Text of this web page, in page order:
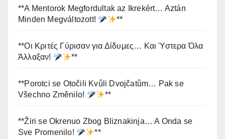
**A Mentorok Megfordultak az Ikrekért… Aztán
Minden Megváltozott!
**
**Οι Κριτές Γύρισαν για Δίδυμες… Και Ύστερα Όλα
Άλλαξαν!
**
**Porotci se Otočili Kvůli Dvojčatům… Pak se
Všechno Změnilo!
**
**Žiri se Okrenuo Zbog Bliznakinja… A Onda se
Sve Promenilo!
**